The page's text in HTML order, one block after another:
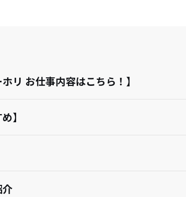
リ お仕事内容はこちら！】
】